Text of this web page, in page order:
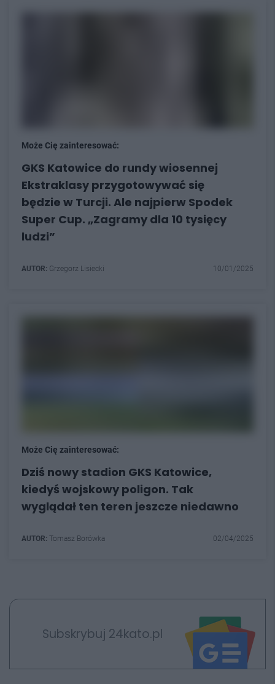
Może Cię zainteresować:
GKS Katowice do rundy wiosennej
Ekstraklasy przygotowywać się
będzie w Turcji. Ale najpierw Spodek
Super Cup. „Zagramy dla 10 tysięcy
ludzi”
AUTOR: Grzegorz Lisiecki 10/01/2025
Może Cię zainteresować:
Dziś nowy stadion GKS Katowice,
kiedyś wojskowy poligon. Tak
wyglądał ten teren jeszcze niedawno
AUTOR: Tomasz Borówka 02/04/2025
Subskrybuj 24kato.pl